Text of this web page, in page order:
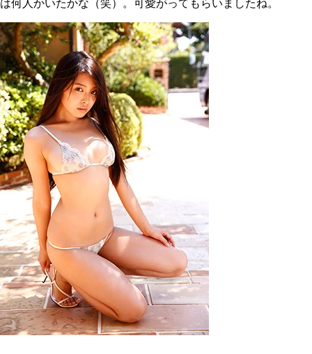
は何人かいたかな（笑）。可愛がってもらいましたね。